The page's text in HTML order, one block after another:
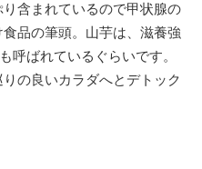
含まれているので甲状腺の
品の筆頭。山芋は、滋養強
呼ばれているぐらいです。
の良いカラダへとデトック